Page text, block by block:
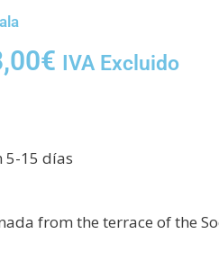
€ IVA Excluido
5-15 días
from the terrace of the